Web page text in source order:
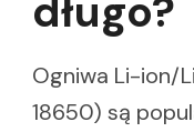
długo?
Ogniwa Li-ion/
18650) są